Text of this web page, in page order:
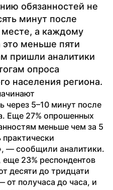
обязанностей не
минут после
месте, а каждому
это меньше пяти
пришли аналитики
опроса
населения региона.
через 5–10 минут после
Еще 27% опрошенных
меньше чем за 5
— сообщили аналитики.
23% респондентов
десяти до тридцати
от получаса до часа, и